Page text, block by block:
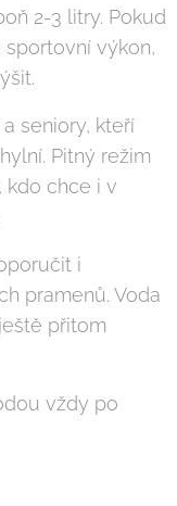
2-3 litry. Pokud
výkon,
seniory, kteří
Pitný režim
kdo chce i v
i
pramenů. Voda
přitom
vždy po